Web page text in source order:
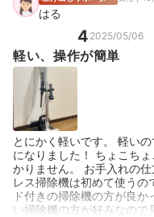
はる
4 2025/05/06
軽い、操作が簡単
とにかく軽いです。 軽い
になりました！ ちょこち
かりません。 お手入れの
レス掃除機は初めて使う
ド付きの掃除機の方が良
い掃除機の方が好みなので